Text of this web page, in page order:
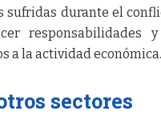
durante el
responsabilidades
a la actividad económica.
sectores